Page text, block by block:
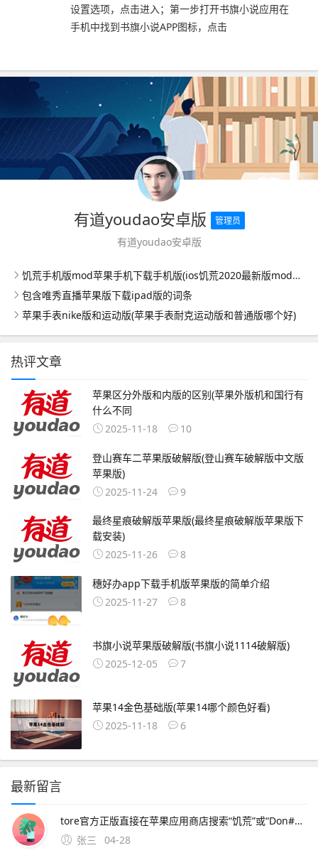
设置选项，点击进入；第一步打开书旗小说应用在
手机中找到书旗小说APP图标，点击
有道youdao安卓版 管理员
有道youdao安卓版
饥荒手机版mod苹果手机下载手机版(ios饥荒2020最新版mod直装版)
包含唯秀直播苹果版下载ipad版的词条
苹果手表nike版和运动版(苹果手表耐克运动版和普通版哪个好)
热评文章
苹果区分外版和内版的区别(苹果外版机和国行有
什么不同
2025-11-18
10
登山赛车二苹果版破解版(登山赛车破解版中文版
苹果版)
2025-11-24
9
最终星痕破解版苹果版(最终星痕破解版苹果版下
载安装)
2025-11-26
8
穗好办app下载手机版苹果版的简单介绍
2025-11-27
8
书旗小说苹果版破解版(书旗小说1114破解版)
2025-12-05
7
苹果14金色基础版(苹果14哪个颜色好看)
2025-11-18
6
最新留言
tore官方正版直接在苹果应用商店搜索“饥荒”或“Don#39t Starve”，购买并下载官方正版需付费。4、饥荒手机版下载渠道需根据手机系统区分，苹果用户可通过App Store或第三方助手下载，安卓用户需通过特定平台获取，但需注
张三
04-28